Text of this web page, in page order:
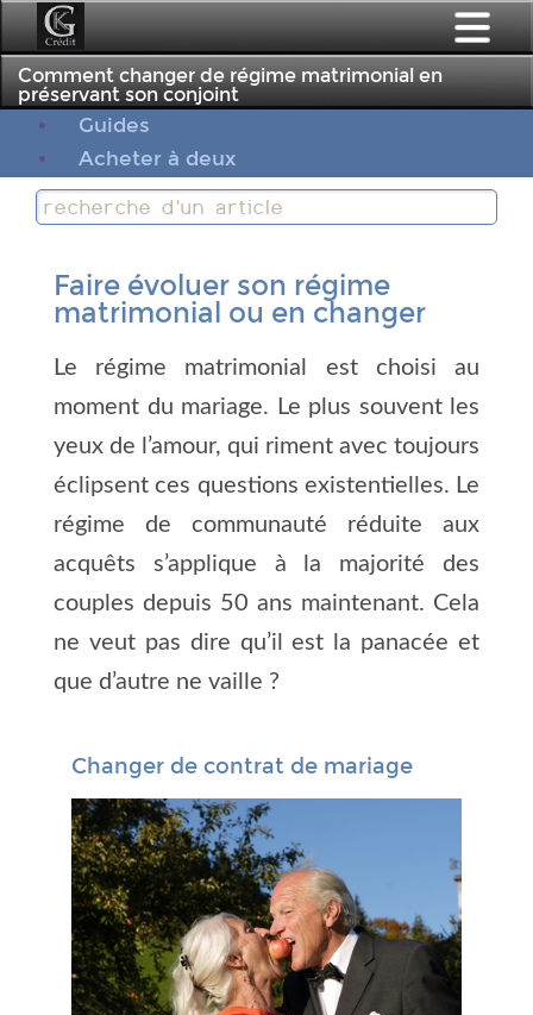
Comment changer de régime matrimonial en
préservant son conjoint
Guides
Acheter à deux
Faire évoluer son régime
matrimonial ou en changer
Le régime matrimonial est choisi au
moment du mariage. Le plus souvent les
yeux de l’amour, qui riment avec toujours
éclipsent ces questions existentielles. Le
régime de communauté réduite aux
acquêts s’applique à la majorité des
couples depuis 50 ans maintenant. Cela
ne veut pas dire qu’il est la panacée et
que d’autre ne vaille ?
Changer de contrat de mariage
;